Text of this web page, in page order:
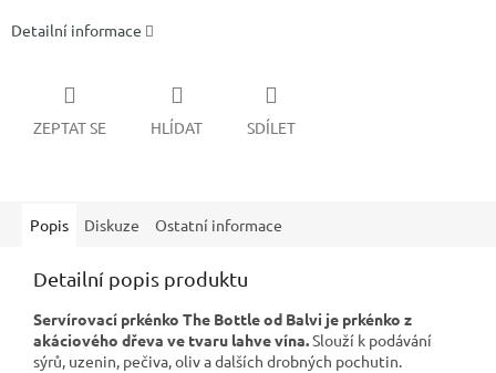
Detailní informace
ZEPTAT SE HLÍDAT SDÍLET
Popis Diskuze Ostatní informace
Detailní popis produktu
Servírovací prkénko The Bottle od Balvi je prkénko z
akáciového dřeva ve tvaru lahve vína.Slouží k podávání
sýrů, uzenin, pečiva, oliv a dalších drobných pochutin.